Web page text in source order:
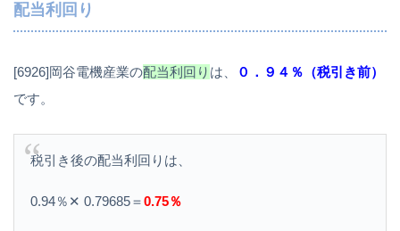
配当利回り
[6926]岡谷電機産業の配当利回り は、
０．９４％（税引き前）
です。
税引き後の配当利回りは、
0.94％✕ 0.79685＝0.75％